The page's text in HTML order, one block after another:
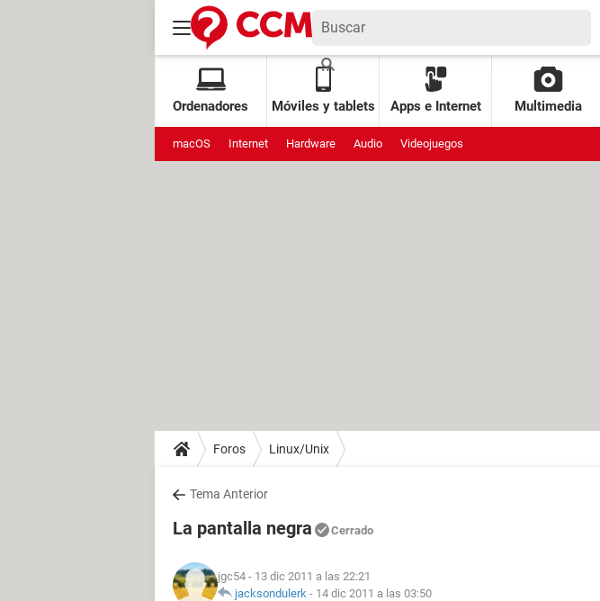
Ordenadores Móviles y tablets Apps e Internet Multimedia
macOS Internet Hardware Audio Videojuegos
Foros Linux/Unix
Tema Anterior
La pantalla negra Cerrado
jgc54 - 13 dic 2011 a las 22:21
jacksondulerk - 14 dic 2011 a las 03:50